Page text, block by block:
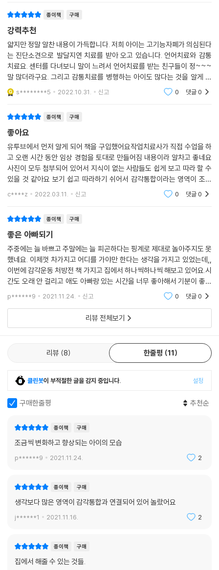
체의 발달로 바른 자세, 키 성장, 뇌 발달에 도움이 됩니다. 둘째, 집중력이
높아지고 자기 스스로를 조절할 수 있으며, 사회성이 높아지고 학습 습관
이 좋아집니다. 우리가 살아가면서 중요하다고 생각하는 많은 능력들이 감
각통합의 최종 산물입니다. 부모와의 즐거운 감각운동을 통해 감각통합이
잘 이루어진 아이라면 학교생활을 잘할 뿐만 아니라, 어떤 상황에서도 자
신의 길을 씩씩하게 걸어 나갈 수 있습니다.
종이책 구매
강력추천
얇지만 정말 알찬 내용이 가득합니다. 저희 아이는 고기능자폐가 의심된다
는 진단소견으로 발달지연 치료를 받아 오고 있습니다. 언어치료와 감통
치료요. 센터를 다녀보니 말이 느려서 언어치료를 받는 친구들이 정~~~
말 많더라구요. 그리고 감통치료를 병행하는 아이도 많다는 것을 알게 되
었습니다. 이 책을 보니 이해가 되네요. 온 몸의 감각이 고루 발달하는 것과
언어가 발달
s********5 2022.10.31. 신고 0 댓글0
종이책 구매
좋아요
유투브에서 먼저 알게 되어 책을 구입했어요작업치료사가 직접 수업을 하
고 오랜 시간 동안 임상 경험을 토대로 만들어짐 내용이라 알차고 좋네요
사진이 모두 첨부되어 있어서 지식이 없는 사람들도 쉽게 보고 따라 할 수
있을 것 같아요 보기 쉽고 따라하기 쉬어서 감각통합이라는 영역이 조금
보편화되기를 기대합니다조카들과 함께 몸으로 놀 때 활용하기 좋을 것 같
c****z 2022.03.11. 신고 0 댓글0
종이책 구매
좋은 아빠되기
주중에는 늘 바쁘고 주말에는 늘 피곤하다는 핑계로 제대로 놀아주지도 못
했네요. 이제껏 차가지고 어디를 가야만 한다는 생각을 가지고 있었는데,,
이번에 감각운동 처방전 책 가지고 집에서 하나씩하나씩 해보고 있어요.시
간도 오래 안 걸리고 애도 아빠랑 있는 시간을 너무 좋아해서 기분이 좋아
지네요이제는 아들이 먼저 골라서 이거 해보자 저거 해보자 하고있어요~
ㅎ더 좋은 아빠가
p******9 2021.11.24. 신고 0 댓글0
리뷰 전체보기
리뷰 8 한줄평 11
클린봇이 부적절한 글을 감지 중입니다. 설정
구매한줄평 추천순
종이책 구매
조금씩 변화하고 향상되는 아이의 모습
p******9 2021.11.24. 2
종이책 구매
생각보다 많은 영역이 감각통합과 연결되어 있어 놀랐어요
j******1 2021.11.16. 2
종이책 구매
집에서 해줄 수 있는 것들.